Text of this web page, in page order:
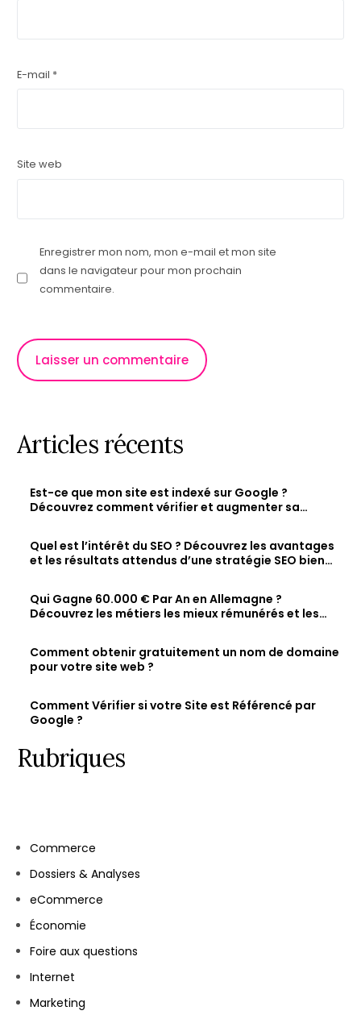
E-mail *
Site web
Enregistrer mon nom, mon e-mail et mon site
dans le navigateur pour mon prochain
commentaire.
Articles récents
Est-ce que mon site est indexé sur Google ?
Découvrez comment vérifier et augmenter sa
Quel est l’intérêt du SEO ? Découvrez les avantages
et les résultats attendus d’une stratégie SEO bien
Qui Gagne 60.000 € Par An en Allemagne ?
Découvrez les métiers les mieux rémunérés et les
Comment obtenir gratuitement un nom de domaine
pour votre site web ?
Comment Vérifier si votre Site est Référencé par
Google ?
Rubriques
Commerce
Dossiers & Analyses
eCommerce
Économie
Foire aux questions
Internet
Marketing